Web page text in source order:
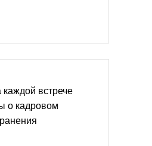
встрече
о кадровом